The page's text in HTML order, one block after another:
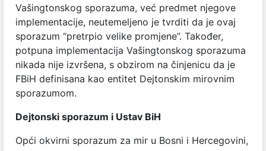
Vašingtonskog sporazuma, već predmet njegove
implementacije, neutemeljeno je tvrditi da je ovaj
sporazum “pretrpio velike promjene”. Također,
potpuna implementacija Vašingtonskog sporazuma
nikada nije izvršena, s obzirom na činjenicu da je
FBiH definisana kao entitet Dejtonskim mirovnim
sporazumom.
Dejtonski sporazum i Ustav BiH
Opći okvirni sporazum za mir u Bosni i Hercegovini,